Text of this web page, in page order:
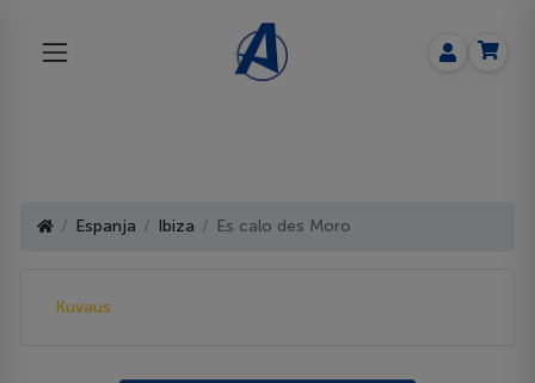
Espanja Ibiza Es calo des Moro
Kuvaus